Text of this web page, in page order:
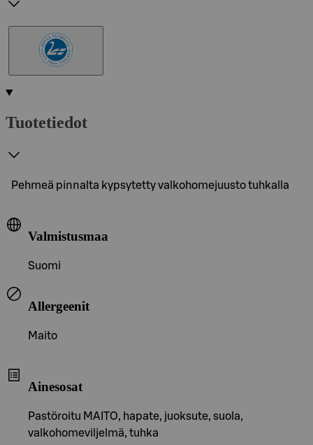
Tuotetiedot
Pehmeä pinnalta kypsytetty valkohomejuusto tuhkalla
Valmistusmaa
Suomi
Allergeenit
Maito
Ainesosat
Pastöroitu MAITO, hapate, juoksute, suola,
valkohomeviljelmä, tuhka